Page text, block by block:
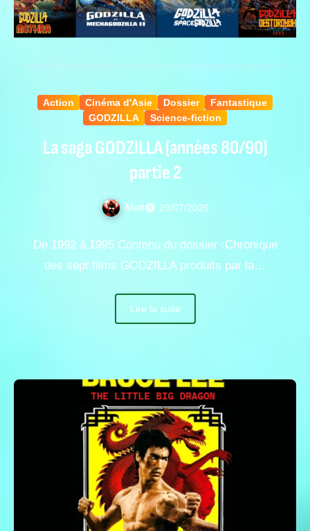
Action Cinéma d'Asie Dossier
Fantastique
GODZILLA
Science-fiction
La saga GODZILLA (années 80/90)
partie 2
Matt 29/07/2026
De 1992 à 1995 Contenu du dossier :Chronique
des sept films GODZILLA produits par la…
Lire la suite